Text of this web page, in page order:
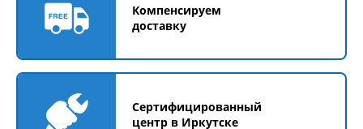
Компенсируем
доставку
Сертифицированный
центр в Иркутске